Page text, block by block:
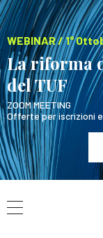
WEBINAR / 1°
La riforma
del TUF
ZOOM MEETING
Offerte per iscrizioni
La riforma del